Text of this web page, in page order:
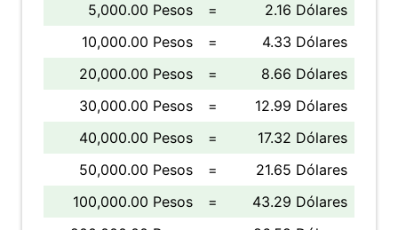
5,000.00 Pesos
=
2.16 Dólares
10,000.00 Pesos
=
4.33 Dólares
20,000.00 Pesos
=
8.66 Dólares
30,000.00 Pesos
=
12.99 Dólares
40,000.00 Pesos
=
17.32 Dólares
50,000.00 Pesos
=
21.65 Dólares
100,000.00 Pesos
=
43.29 Dólares